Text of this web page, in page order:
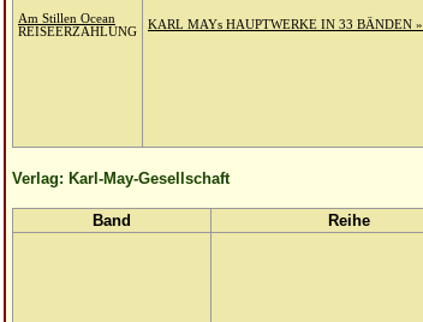
Am Stillen Ocean
REISEERZÄHLUNG
KARL MAYs HAUPTWERKE IN 33 BÄNDEN
Verlag: Karl-May-Gesellschaft
Band Reihe